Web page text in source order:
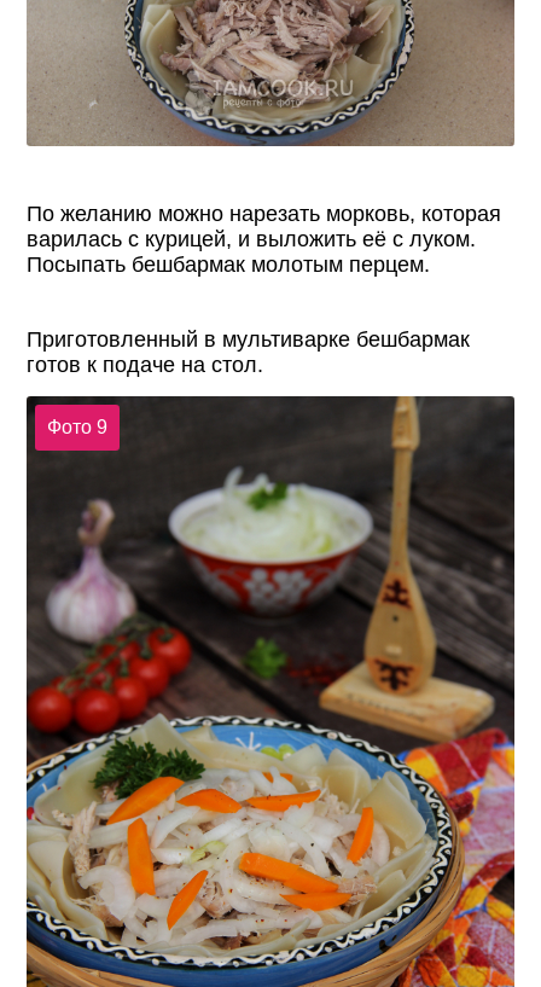
По желанию можно нарезать морковь, которая
варилась с курицей, и выложить её с луком.
Посыпать бешбармак молотым перцем.
Приготовленный в мультиварке бешбармак
готов к подаче на стол.
Фото 9